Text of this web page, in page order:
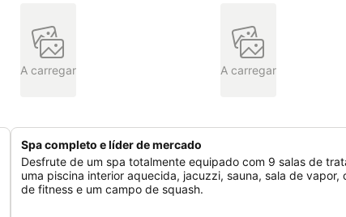
A carregar A carregar
Spa completo e líder de mercado
Desfrute de um spa totalmente equipado com 9 salas de
uma piscina interior aquecida, jacuzzi, sauna, sala de vapor,
de fitness e um campo de squash.